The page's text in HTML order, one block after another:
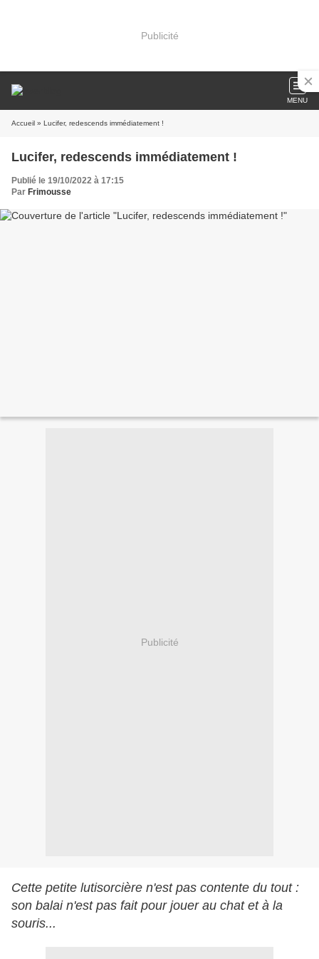
Publicité
MENU
Accueil » Lucifer, redescends immédiatement !
Lucifer, redescends immédiatement !
Publié le 19/10/2022 à 17:15
Par Frimousse
Publicité
Cette petite lutisorcière n'est pas contente du tout :
son balai n'est pas fait pour jouer au chat et à la
souris...